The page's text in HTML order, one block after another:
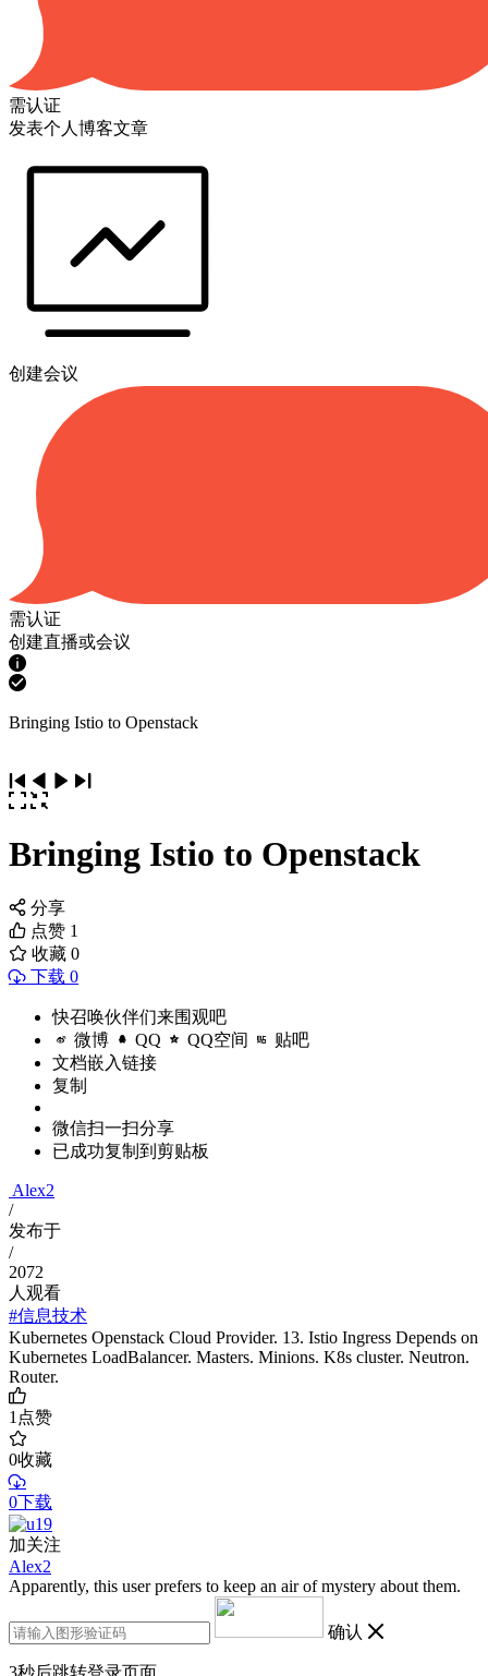
需认证
发表个人博客文章
创建会议
需认证
创建直播或会议
Bringing Istio to Openstack
Bringing Istio to Openstack
分享
点赞 1
收藏 0
下载 0
快召唤伙伴们来围观吧
微博 QQ QQ空间 贴吧
文档嵌入链接
复制
微信扫一扫分享
已成功复制到剪贴板
Alex2
/
发布于
/
2072
人观看
#信息技术
Kubernetes Openstack Cloud Provider. 13. Istio Ingress Depends on
Kubernetes LoadBalancer. Masters. Minions. K8s cluster. Neutron.
Router.
1点赞
0收藏
0下载
加关注
Alex2
Apparently, this user prefers to keep an air of mystery about them.
确认